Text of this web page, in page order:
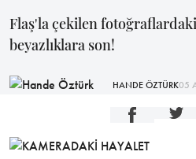
Flaş'la çekilen
beyazlıklara son!
HANDE ÖZTÜRK05